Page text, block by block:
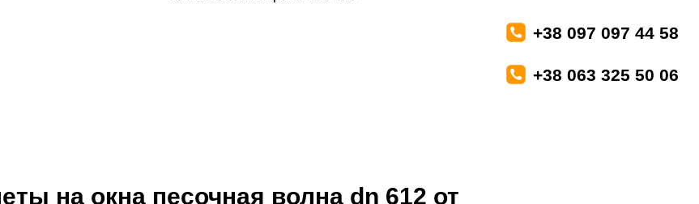
+38 097 097 44 58
+38 063 325 50 06
на окна песочная волна dn 612 от